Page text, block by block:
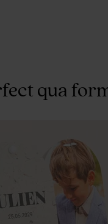
qua